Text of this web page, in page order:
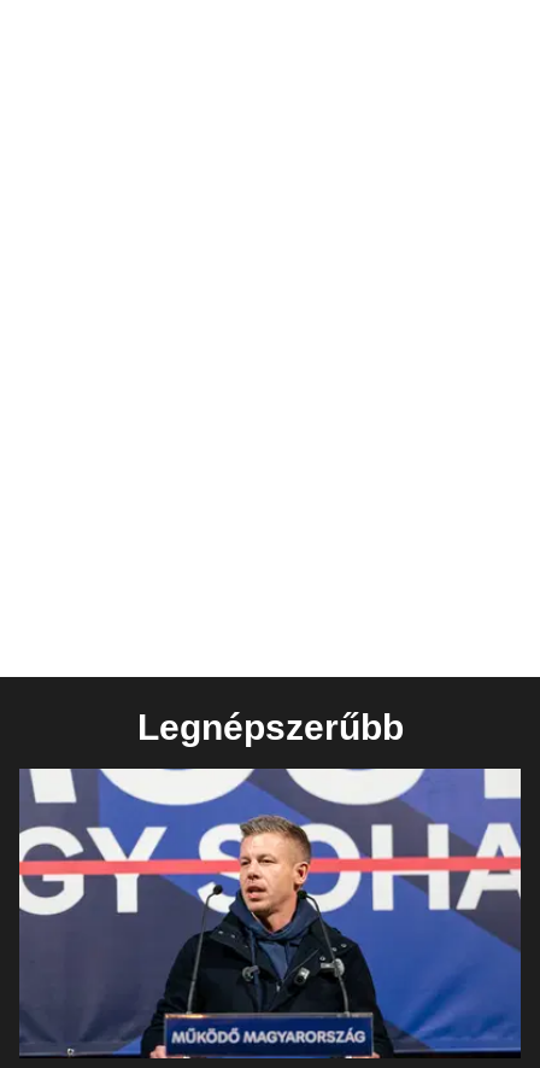
Legnépszerűbb